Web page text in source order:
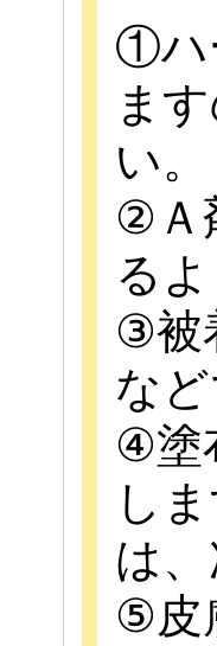
①ハ
ま
い。
②Ａ
る
③被
な
④塗
し
は
⑤皮